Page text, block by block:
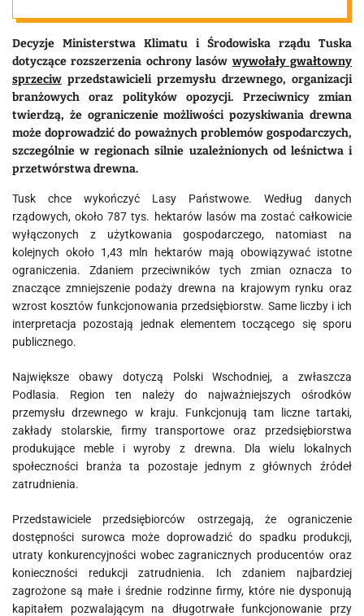
Decyzje Ministerstwa Klimatu i Środowiska rządu Tuska
dotyczące rozszerzenia ochrony lasów wywołały gwałtowny
sprzeciw przedstawicieli przemysłu drzewnego, organizacji
branżowych oraz polityków opozycji. Przeciwnicy zmian
twierdzą, że ograniczenie możliwości pozyskiwania drewna
może doprowadzić do poważnych problemów gospodarczych,
szczególnie w regionach silnie uzależnionych od leśnictwa i
przetwórstwa drewna.
Tusk chce wykończyć Lasy Państwowe. Według danych
rządowych, około 787 tys. hektarów lasów ma zostać całkowicie
wyłączonych z użytkowania gospodarczego, natomiast na
kolejnych około 1,43 mln hektarów mają obowiązywać istotne
ograniczenia. Zdaniem przeciwników tych zmian oznacza to
znaczące zmniejszenie podaży drewna na krajowym rynku oraz
wzrost kosztów funkcjonowania przedsiębiorstw. Same liczby i ich
interpretacja pozostają jednak elementem toczącego się sporu
publicznego.
Największe obawy dotyczą Polski Wschodniej, a zwłaszcza
Podlasia. Region ten należy do najważniejszych ośrodków
przemysłu drzewnego w kraju. Funkcjonują tam liczne tartaki,
zakłady stolarskie, firmy transportowe oraz przedsiębiorstwa
produkujące meble i wyroby z drewna. Dla wielu lokalnych
społeczności branża ta pozostaje jednym z głównych źródeł
zatrudnienia.
Przedstawiciele przedsiębiorców ostrzegają, że ograniczenie
dostępności surowca może doprowadzić do spadku produkcji,
utraty konkurencyjności wobec zagranicznych producentów oraz
konieczności redukcji zatrudnienia. Ich zdaniem najbardziej
zagrożone są małe i średnie rodzinne firmy, które nie dysponują
kapitałem pozwalającym na długotrwałe funkcjonowanie przy